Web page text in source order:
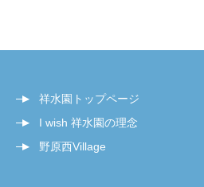
祥水園トップページ
I wish 祥水園の理念
野原西Village